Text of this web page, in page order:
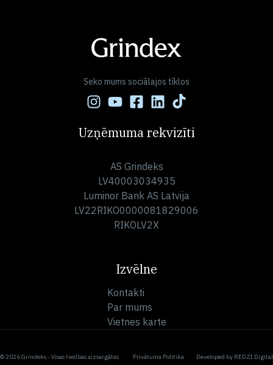
Seko mums sociālajos tīklos
Uzņēmuma rekvizīti
AS Grindeks
LV40003034935
Luminor Bank AS Latvija
LV22RIKO0000081829006
RIKOLV2X
Izvēlne
Kontakti
Par mums
Vietnes karte
© 2026 Grindeks - Visas tiesības aizsargātas Privātuma Politika Developed by REDZI Digital